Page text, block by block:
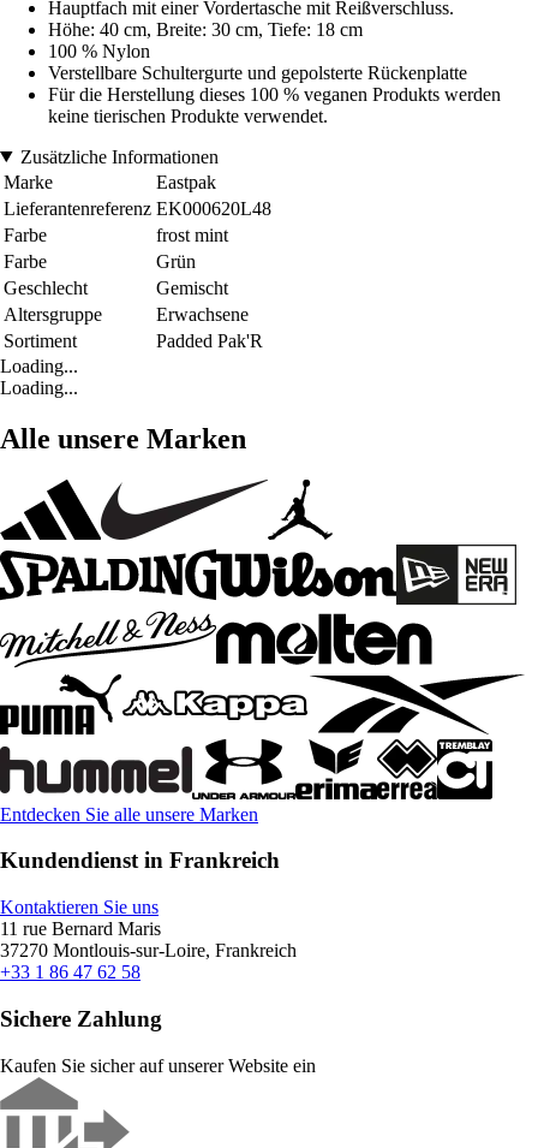
Hauptfach mit einer Vordertasche mit Reißverschluss.
Höhe: 40 cm, Breite: 30 cm, Tiefe: 18 cm
100 % Nylon
Verstellbare Schultergurte und gepolsterte Rückenplatte
Für die Herstellung dieses 100 % veganen Produkts werden
keine tierischen Produkte verwendet.
Zusätzliche Informationen
Marke
Eastpak
Lieferantenreferenz EK000620L48
Farbe
frost mint
Farbe
Grün
Geschlecht
Gemischt
Altersgruppe
Erwachsene
Sortiment
Padded Pak'R
Loading...
Loading...
Alle unsere Marken
Entdecken Sie alle unsere Marken
Kundendienst in Frankreich
Kontaktieren Sie uns
11 rue Bernard Maris
37270 Montlouis-sur-Loire, Frankreich
+33 1 86 47 62 58
Sichere Zahlung
Kaufen Sie sicher auf unserer Website ein